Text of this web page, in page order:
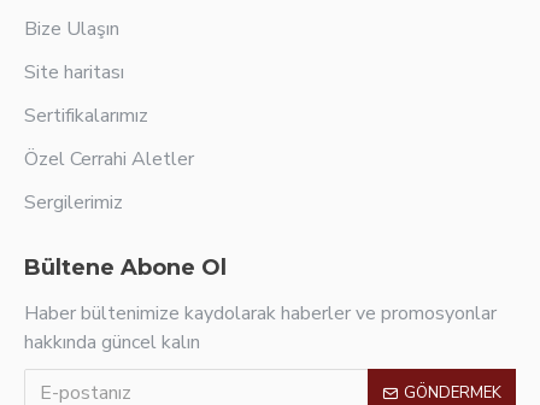
Bize Ulaşın
Site haritası
Sertifikalarımız
Özel Cerrahi Aletler
Sergilerimiz
Bültene Abone Ol
Haber bültenimize kaydolarak haberler ve promosyonlar
hakkında güncel kalın
GÖNDERMEK